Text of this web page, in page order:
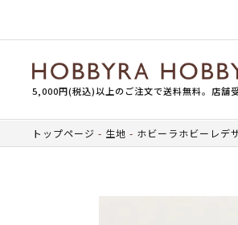
5,000円(税込)以上のご注文で送料無料。店舗
トップページ 生地 ホビーラホビーレデ